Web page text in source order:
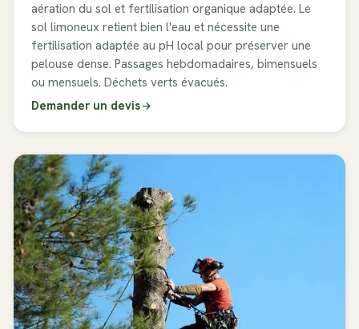
aération du sol et fertilisation organique adaptée. Le
sol limoneux retient bien l'eau et nécessite une
fertilisation adaptée au pH local pour préserver une
pelouse dense. Passages hebdomadaires, bimensuels
ou mensuels. Déchets verts évacués.
Demander un devis